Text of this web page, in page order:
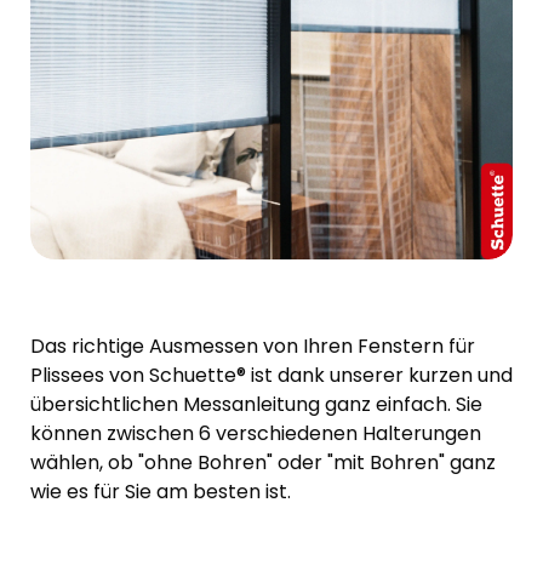
Das richtige Ausmessen von Ihren Fenstern für
Plissees von Schuette® ist dank unserer kurzen und
übersichtlichen Messanleitung ganz einfach. Sie
können zwischen 6 verschiedenen Halterungen
wählen, ob "ohne Bohren" oder "mit Bohren" ganz
wie es für Sie am besten ist.